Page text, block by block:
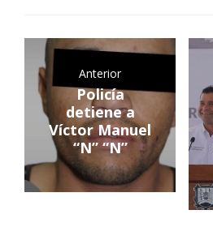
Anterior
Policía
detiene a
Víctor Manuel
“N” “N”